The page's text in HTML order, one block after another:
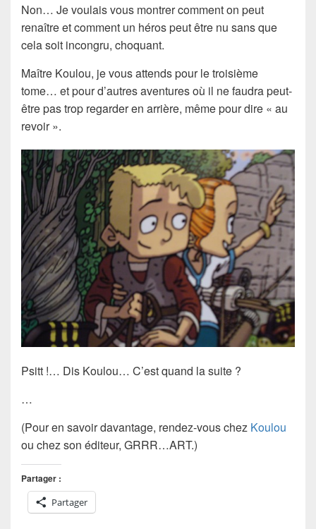
Non… Je voulais vous montrer comment on peut
renaître et comment un héros peut être nu sans que
cela soit incongru, choquant.
Maître Koulou, je vous attends pour le troisième
tome… et pour d’autres aventures où il ne faudra peut-
être pas trop regarder en arrière, même pour dire « au
revoir ».
Psitt !… Dis Koulou… C’est quand la suite ?
…
(Pour en savoir davantage, rendez-vous chez Koulou
ou chez son éditeur, GRRR…ART.)
Partager :
Partager